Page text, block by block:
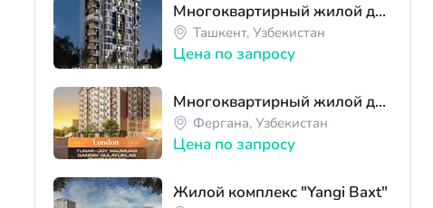
Многоквартирный жилой дом ЖК Green Island
Ташкент, Узбекистан
Цена по запросу
Многоквартирный жилой дом ЖК «London»
Фергана, Узбекистан
Цена по запросу
Жилой комплекс "Yangi Baxt"